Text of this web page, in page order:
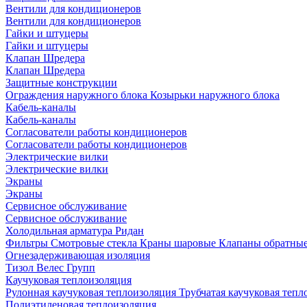
Вентили для кондиционеров
Вентили для кондиционеров
Гайки и штуцеры
Гайки и штуцеры
Клапан Шредера
Клапан Шредера
Защитные конструкции
Ограждения наружного блока Козырьки наружного блока
Кабель-каналы
Кабель-каналы
Согласователи работы кондиционеров
Согласователи работы кондиционеров
Электрические вилки
Электрические вилки
Экраны
Экраны
Сервисное обслуживание
Сервисное обслуживание
Холодильная арматура Ридан
Фильтры Смотровые стекла Краны шаровые Клапаны
Огнезадерживающая изоляция
Тизол Велес Групп
Каучуковая теплоизоляция
Рулонная каучуковая теплоизоляция Трубчатая каучуковая
Полиэтиленовая теплоизоляция